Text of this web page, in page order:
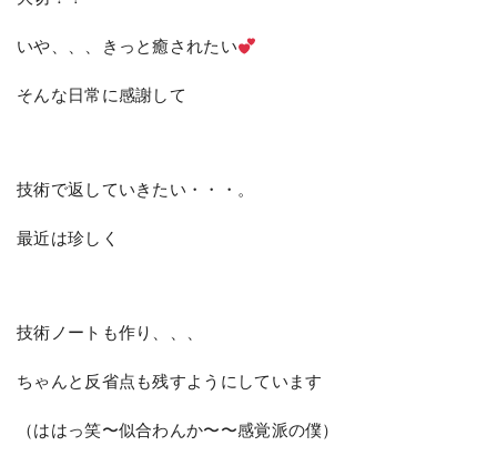
いや、、、きっと癒されたい
そんな日常に感謝して
技術で返していきたい・・・。
最近は珍しく
技術ノートも作り、、、
ちゃんと反省点も残すようにしています
（ははっ笑〜似合わんか〜〜感覚派の僕）